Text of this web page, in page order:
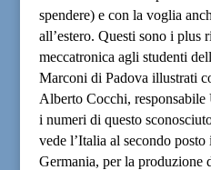
spendere) e con la voglia
all’estero. Questi sono i plus
meccatronica agli studenti
Marconi di Padova illustrati
Alberto Cocchi, responsabile
i numeri di questo
vede l’Italia al secondo
Germania, per la produzione